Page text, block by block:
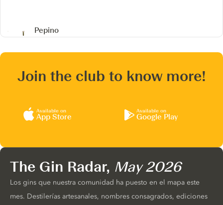
Pepino
Join the club to know more!
Available on
App Store
Available on
Google Play
The Gin Radar, May 2026
Los gins que nuestra comunidad ha puesto en el mapa este
mes. Destilerías artesanales, nombres consagrados, ediciones